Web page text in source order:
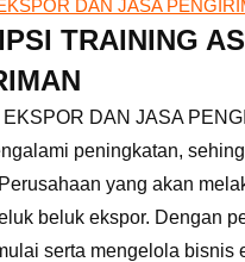
DAN JASA
TRAINING
DAN JASA
peningkatan,
yang akan
beluk ekspor. Dengan
serta mengelola